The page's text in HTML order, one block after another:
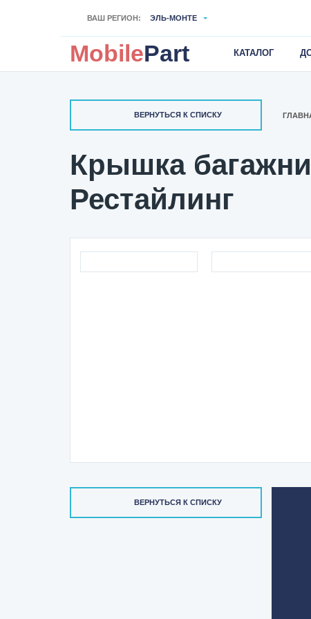
ВАШ РЕГИОН: ЭЛЬ-МОНТЕ
MobilePart КАТАЛОГ
ВЕРНУТЬСЯ К СПИСКУ
Крышка
Рестайлинг
ВЕРНУТЬСЯ К СПИСКУ